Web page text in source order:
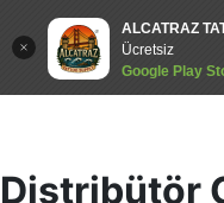
ALCATRAZ
Ücretsiz
Google Play
Distribütör